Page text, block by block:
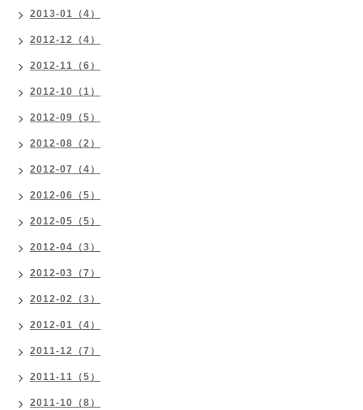
2013-01（4）
2012-12（4）
2012-11（6）
2012-10（1）
2012-09（5）
2012-08（2）
2012-07（4）
2012-06（5）
2012-05（5）
2012-04（3）
2012-03（7）
2012-02（3）
2012-01（4）
2011-12（7）
2011-11（5）
2011-10（8）